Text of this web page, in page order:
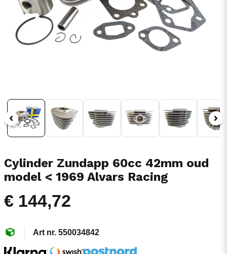
Cylinder Zundapp 60cc 42mm oud
model < 1969 Alvars Racing
€ 144,72
550034842